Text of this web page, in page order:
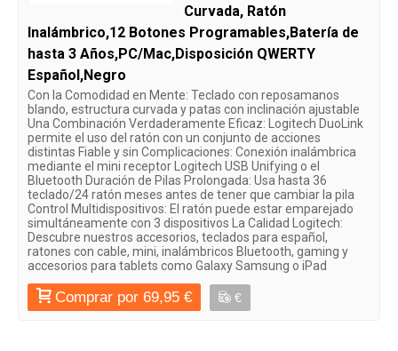
Curvada, Ratón
Inalámbrico,12 Botones Programables,Batería de
hasta 3 Años,PC/Mac,Disposición QWERTY
Español,Negro
Con la Comodidad en Mente: Teclado con reposamanos
blando, estructura curvada y patas con inclinación ajustable
Una Combinación Verdaderamente Eficaz: Logitech DuoLink
permite el uso del ratón con un conjunto de acciones
distintas Fiable y sin Complicaciones: Conexión inalámbrica
mediante el mini receptor Logitech USB Unifying o el
Bluetooth Duración de Pilas Prolongada: Usa hasta 36
teclado/24 ratón meses antes de tener que cambiar la pila
Control Multidispositivos: El ratón puede estar emparejado
simultáneamente con 3 dispositivos La Calidad Logitech:
Descubre nuestros accesorios, teclados para español,
ratones con cable, mini, inalámbricos Bluetooth, gaming y
accesorios para tablets como Galaxy Samsung o iPad
Comprar por 69,95 € €